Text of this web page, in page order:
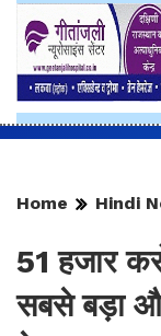
Home Hindi
51 हजार
सबसे बड़ा